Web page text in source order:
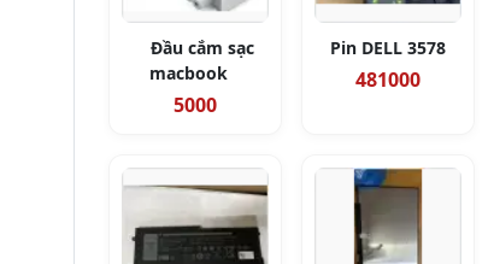
Đầu cắm sạc
macbook
5000
Pin DELL 3578
481000